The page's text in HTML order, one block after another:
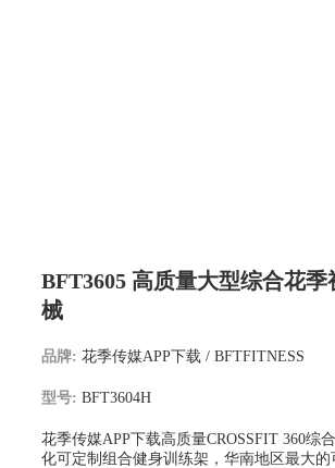
BFT3605 高质量大型综合花
械
品牌: 花季传媒APP下载 / BFTFITNESS
型号: BFT3604H
花季传媒APP下载高质量CROSSFIT 360综
化可定制组合健身训练架，华南地区最大